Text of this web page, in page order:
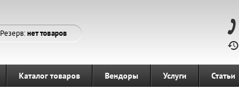
Резерв:нет товаров
Каталог товаров Вендоры Услуги Статьи